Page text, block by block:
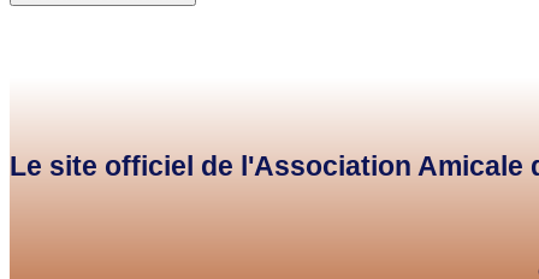
Le site officiel de l'Association Amicale